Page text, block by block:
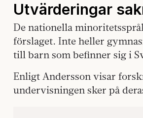
Utvärderingar
De nationella
förslaget. Inte heller
till barn som befinner sig i
Enligt Andersson visar
undervisningen sker på